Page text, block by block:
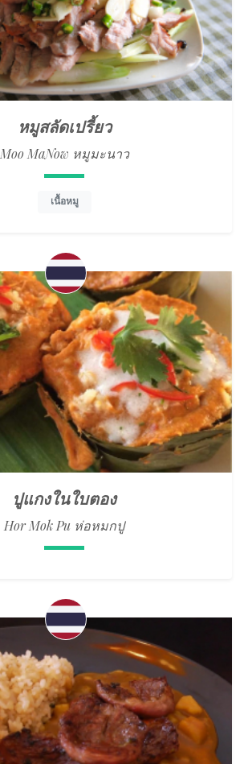
หมูสลัดเปรี้ยว
Moo MaNow หมูมะนาว
เนื้อหมู
ปูแกงในใบตอง
Hor Mok Pu ห่อหมกปู